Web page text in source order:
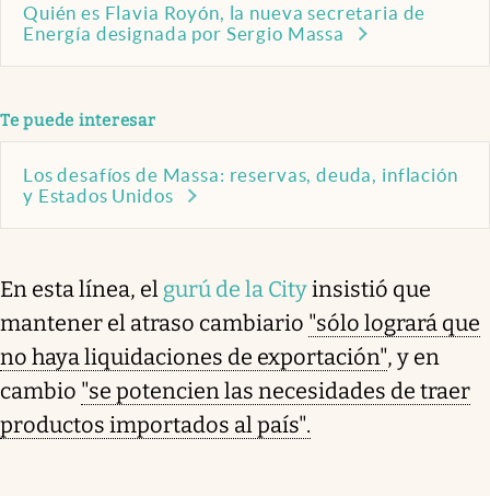
Quién es Flavia Royón, la nueva secretaria de
Energía designada por Sergio Massa
Te puede interesar
Los desafíos de Massa: reservas, deuda, inflación
y Estados Unidos
En esta línea, el gurú de la Cityinsistió que
mantener el atraso cambiario "sólo logrará que
no haya liquidaciones de exportación", y en
cambio "se potencien las necesidades de traer
productos importados al país".